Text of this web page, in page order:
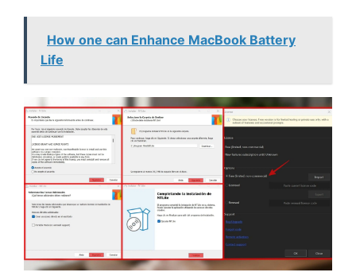
How one can Enhance MacBook Battery
Life